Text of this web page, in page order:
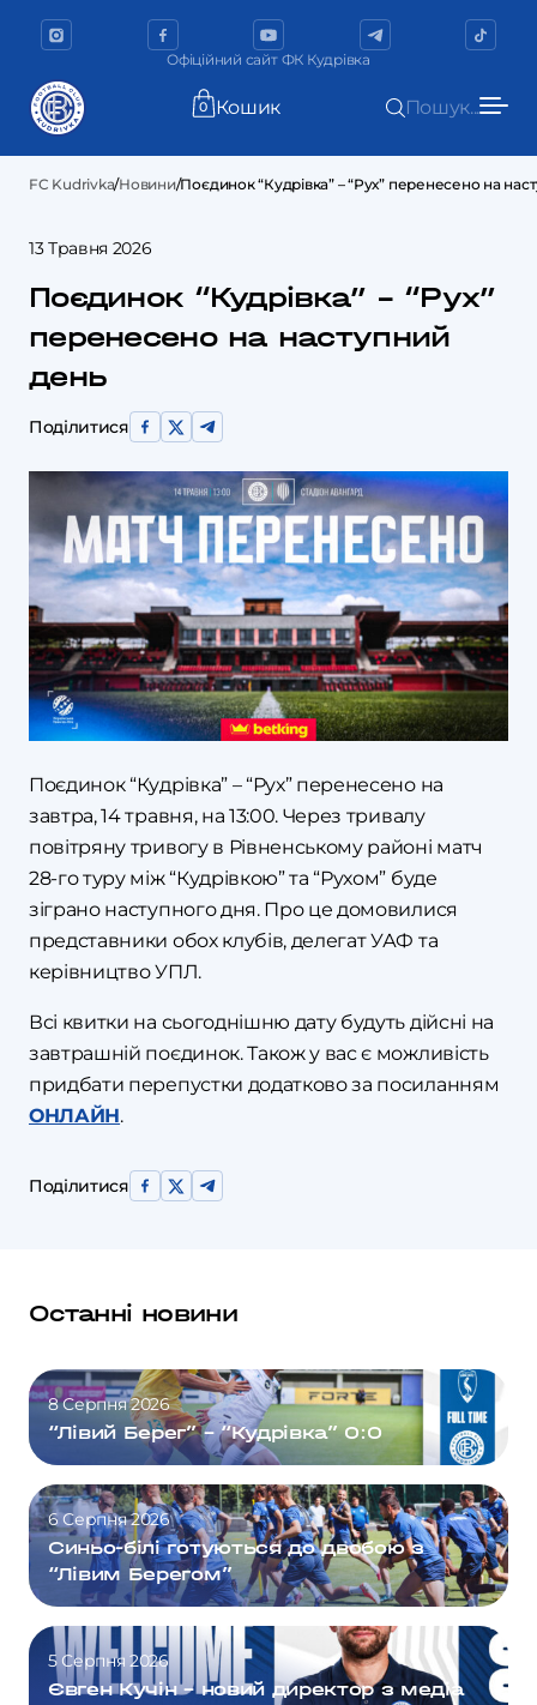
Офіційний сайт ФК Кудрівка
0 Кошик Пошук...
FC Kudrivka/Новини/Поєдинок “Кудрівка” – “Рух” перенесено на
13 Травня 2026
Поєдинок “Кудрівка” – “Рух”
перенесено на наступний
день
Поділитися
Поєдинок “Кудрівка” – “Рух” перенесено на
завтра, 14 травня, на 13:00. Через тривалу
повітряну тривогу в Рівненському районі матч
28-го туру між “Кудрівкою” та “Рухом” буде
зіграно наступного дня. Про це домовилися
представники обох клубів, делегат УАФ та
керівництво УПЛ.
Всі квитки на сьогоднішню дату будуть дійсні на
завтрашній поєдинок. Також у вас є можливість
придбати перепустки додатково за посиланням
ОНЛАЙН.
Поділитися
Останні новини
8 Серпня 2026
“Лівий Берег” – “Кудрівка” 0:0
6 Серпня 2026
Синьо-білі готуються до двобою з
“Лівим Берегом”
5 Серпня 2026
Євген Кучін – новий директор з медіа